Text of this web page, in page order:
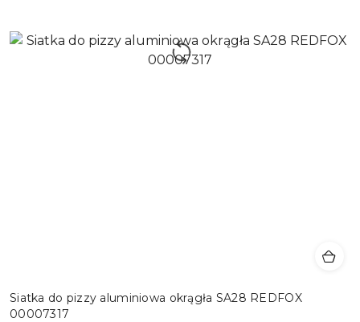
Siatka do pizzy aluminiowa okrągła SA28 REDFOX
00007317